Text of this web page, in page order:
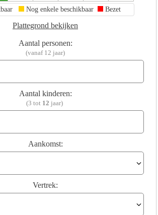
Nog enkele beschikbaar Bezet
Plattegrond bekijken
Aantal personen:
(vanaf 12 jaar)
Aantal kinderen:
(3 tot 12 jaar)
Aankomst:
Vertrek: